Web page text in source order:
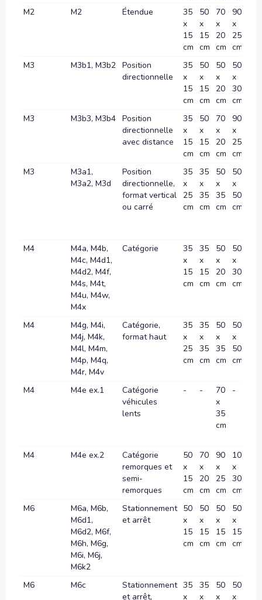
M2
M2 Étendue
35
x
15
cm
50
x
15
cm
70
x
20
cm
90
x
25
cm
M3
M3b1, M3b2 Position
directionnelle
35
x
15
cm
50
x
15
cm
50
x
20
cm
50
x
30
cm
M3
M3b3, M3b4 Position
directionnelle
avec distance
35
x
15
cm
50
x
15
cm
70
x
20
cm
90
x
25
cm
M3
M3a1,
M3a2, M3d
Position
directionnelle,
format vertical
ou carré
35
x
25
cm
35
x
35
cm
50
x
35
cm
50
x
50
cm
M4
M4a, M4b,
M4c, M4d1,
M4d2, M4f,
M4s, M4t,
M4u, M4w,
M4x
Catégorie
35
x
15
cm
35
x
15
cm
50
x
20
cm
50
x
30
cm
M4
M4g, M4i,
M4j, M4k,
M4l, M4m,
M4p, M4q,
M4r, M4v
Catégorie,
format haut
35
x
25
cm
35
x
35
cm
50
x
35
cm
50
x
50
cm
M4 M4e ex.1
Catégorie
véhicules
lents
- -
70
x
35
cm
-
M4 M4e ex.2
Catégorie
remorques et
semi-
remorques
50
x
15
cm
70
x
20
cm
90
x
25
cm
100
x
30
cm
M6
M6a, M6b,
M6d1,
M6d2, M6f,
M6h, M6g,
M6i, M6j,
M6k2
Stationnement
et arrêt
50
x
15
cm
50
x
15
cm
50
x
15
cm
50
x
15
cm
M6 M6c
Stationnement
et arrêt,
35
x
35
x
50
x
50
x